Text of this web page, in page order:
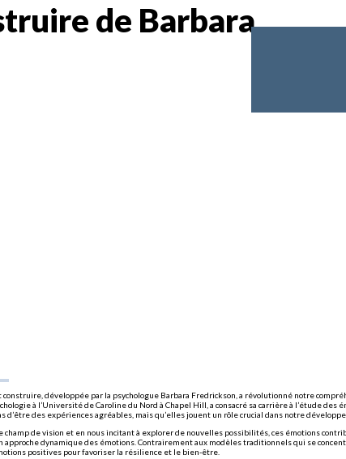
de Barbara
développée par la psychologue Barbara Fredrickson, a révolutionné notre
à l’Université de Caroline du Nord à Chapel Hill, a consacré sa carrière à l’étude
d’être des expériences agréables, mais qu’elles jouent un rôle crucial dans notre
champ de vision et en nous incitant à explorer de nouvelles possibilités, ces émotions
approche dynamique des émotions. Contrairement aux modèles traditionnels qui se
positives pour favoriser la résilience et le bien-être.